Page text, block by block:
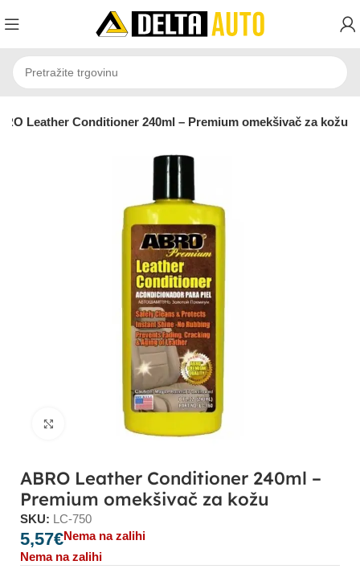
Leather Conditioner 240ml – Premium omekšivač za kožu
Click to enlarge
ABRO Leather Conditioner 240ml –
Premium omekšivač za kožu
SKU: LC-750
5,57€Nema na zalihi
Nema na zalihi